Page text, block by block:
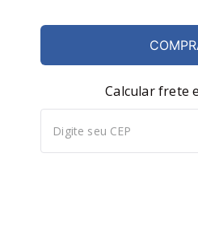
-
Calcular frete